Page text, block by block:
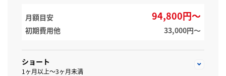
月額目安 94,800円～
初期費用他 33,000円〜
ショート
1ヶ月以上～3ヶ月未満